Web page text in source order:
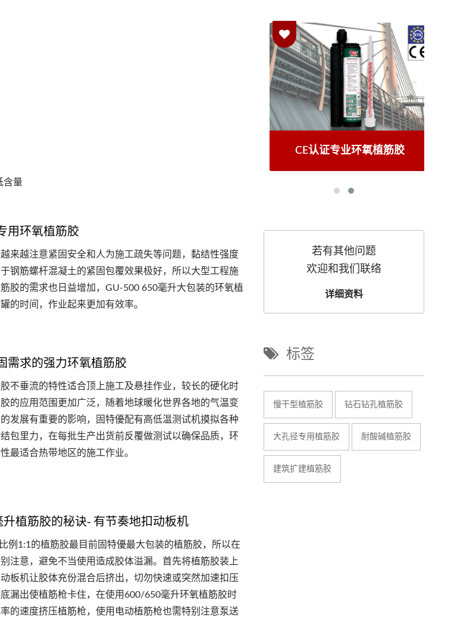
含量
用环氧植筋胶
来越注意紧固安全和人为施工疏失等问题，黏结性强度
钢筋螺杆混凝土的紧固包覆效果极好，所以大型工程施
胶的需求也日益增加，GU-500 650毫升大包装的环氧植
的时间，作业起来更加有效率。
需求的强力环氧植筋胶
不垂流的特性适合顶上施工及悬挂作业，较长的硬化时
的应用范围更加广泛，随着地球暖化世界各地的气温变
发展有重要的影响，固特優配有高低温测试机摸拟各种
包里力，在每批生产出货前反覆做测试以确保品质，环
最适合热带地区的施工作业。
植筋胶的秘诀- 有节奏地扣动板机
例1:1的植筋胶最目前固特優最大包装的植筋胶，所以在
注意，避免不当使用造成胶体溢漏。首先将植筋胶装上
板机让胶体充份混合后挤出，切勿快速或突然加速扣压
漏出使植筋枪卡住，在使用600/650毫升环氧植筋胶时
的速度挤压植筋枪，使用电动植筋枪也需特别注意泵送
CE认证专业环氧植筋胶
若有其他问题
欢迎和我们联络
详细资料
标签
慢干型植筋胶 钻石钻孔植筋胶
大孔径专用植筋胶 耐酸碱植筋胶
建筑扩建植筋胶